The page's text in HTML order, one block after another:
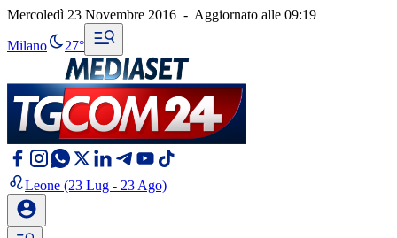
Mercoledì 23 Novembre 2016 - Aggiornato alle 09:19
Milano 27°
Leone (23 Lug - 23 Ago)